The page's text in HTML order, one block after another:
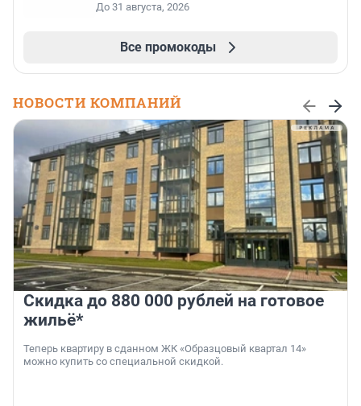
До 31 августа, 2026
Все промокоды
НОВОСТИ КОМПАНИЙ
Скидка до 880 000 рублей на готовое
жильё*
Теперь квартиру в сданном ЖК «Образцовый квартал 14»
можно купить со специальной скидкой.